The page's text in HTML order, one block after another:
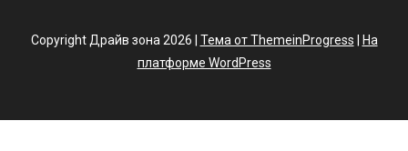
Copyright Драйв зона 2026 | Тема от ThemeinProgress
На
платформе WordPress